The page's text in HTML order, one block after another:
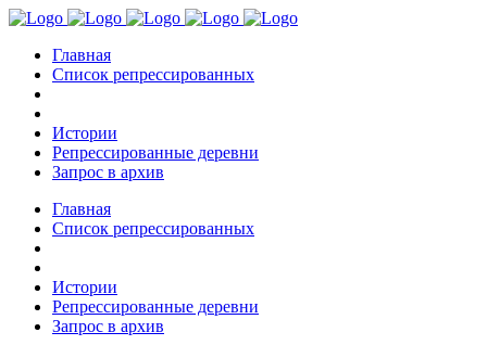
Главная
Список репрессированных
Истории
Репрессированные деревни
Запрос в архив
Главная
Список репрессированных
Истории
Репрессированные деревни
Запрос в архив